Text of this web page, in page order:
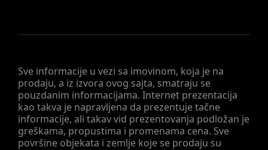
Sve informacije u vezi sa imovinom, koja je na
prodaju, a iz izvora ovog sajta, smatraju se
pouzdanim informacijama. Internet prezentacija
kao takva je napravljena da prezentuje tačne
informacije, ali takav vid prezentovanja podložan je
greškama, propustima i promenama cena. Sve
površine objekata i zemlje koje se prodaju su